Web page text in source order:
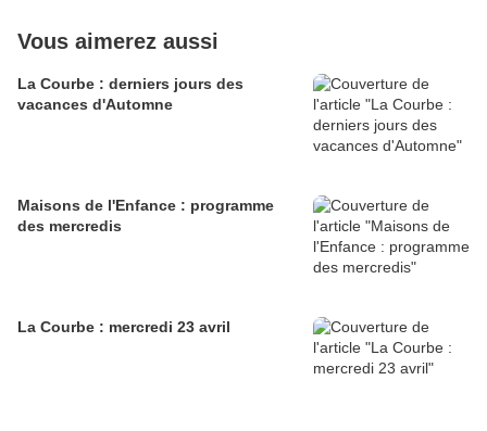
Vous aimerez aussi
La Courbe : derniers jours des
vacances d'Automne
Maisons de l'Enfance : programme
des mercredis
La Courbe : mercredi 23 avril